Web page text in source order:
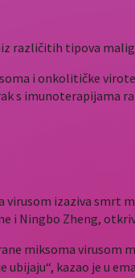
različitih tipova
i onkolitičke
s imunoterapijama
izaziva smrt
i Ningbo Zheng,
miksoma
kazao je u